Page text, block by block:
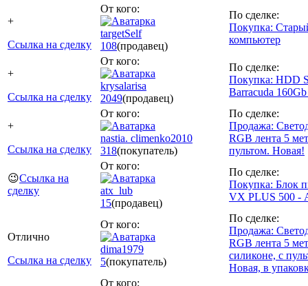
+
Ссылка на сделку
От кого:
targetSelf
108(продавец)
По сделке:
Покупка:
компьютер
+
Ссылка на сделку
От кого:
krysalarisa
2049(продавец)
По сделке:
Покупка: HDD
Barracuda
+
Ссылка на сделку
От кого:
nastia. climenko2010
318(покупатель)
По сделке:
Продажа:
RGB лента 5
пультом. Новая!
😉Ссылка на
сделку
От кого:
atx_lub
15(продавец)
По сделке:
Покупка: Блок
VX PLUS 500 -
Отлично
Ссылка на сделку
От кого:
dima1979
5(покупатель)
По сделке:
Продажа:
RGB лента 5
силиконе, с
Новая, в
От кого: